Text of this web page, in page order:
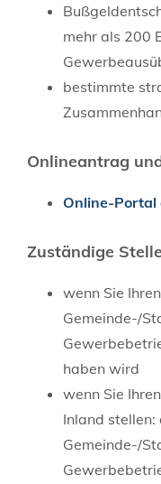
mehr als 200
bestimmte
Onlineantrag
Online-Portal
Zuständige
wenn Sie
Gemeinde-/
haben wird
wenn Sie
Inland stellen:
Gemeinde-/